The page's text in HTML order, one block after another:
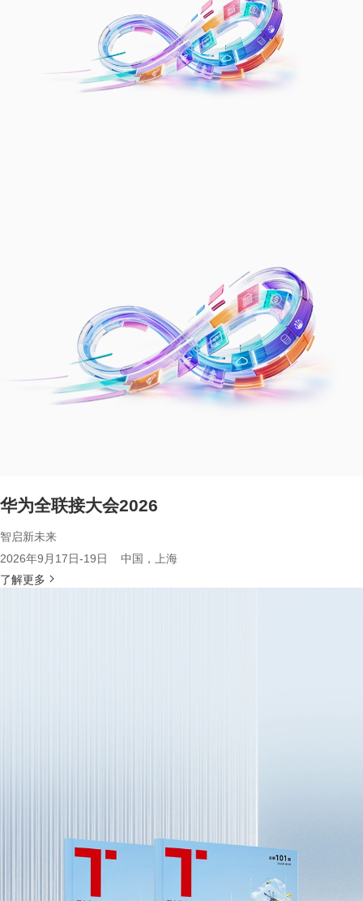
华为全联接大会2026
智启新未来
2026年9月17日-19日 中国，上海
了解更多